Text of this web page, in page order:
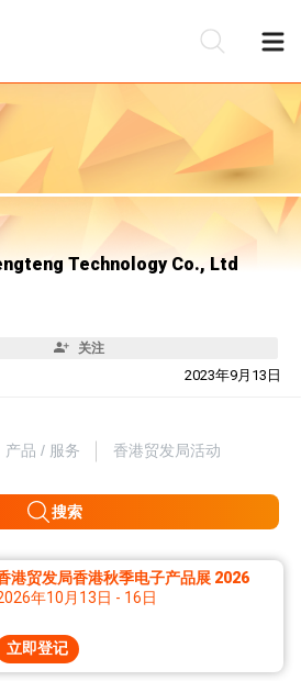
Technology Co., Ltd
关注
2023年9月13日
产品 / 服务 香港贸发局活动
搜索
港贸发局香港秋季电子产品展 2026
年10月13日 - 16日
立即登记